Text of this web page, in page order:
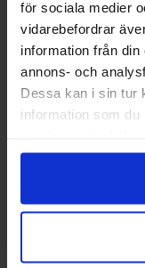
för sociala medier
vidarebefordrar
information från
annons- och
Dessa kan i sin tur
information som du
M&Ms